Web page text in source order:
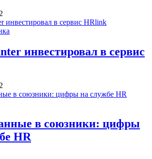
инвестировал в сервис
в союзники: цифры
HR